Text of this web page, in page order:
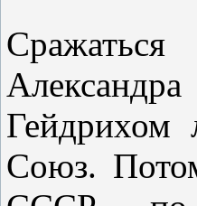
Союз.